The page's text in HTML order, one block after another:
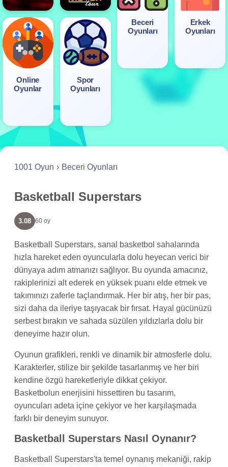
Beceri
Oyunları
Erkek
Oyunları
Online
Oyunlar
Spor
Oyunları
1001 Oyun Beceri Oyunları
Basketball Superstars
3.08 60 oy
Basketball Superstars, sanal basketbol sahalarında
hızla hareket eden oyuncularla dolu heyecan verici bir
dünyaya adım atmanızı sağlıyor. Bu oyunda amacınız,
rakiplerinizi alt ederek en yüksek puanı elde etmek ve
takımınızı zaferle taçlandırmak. Her bir atış, her bir pas,
sizi daha da ileriye taşıyacak bir fırsat. Hayal gücünüzü
serbest bırakın ve sahada süzülen yıldızlarla dolu bir
deneyime hazır olun.
Oyunun grafikleri, renkli ve dinamik bir atmosferle dolu.
Karakterler, stilize bir şekilde tasarlanmış ve her biri
kendine özgü hareketleriyle dikkat çekiyor.
Basketbolun enerjisini hissettiren bu tasarım,
oyuncuları adeta içine çekiyor ve her karşılaşmada
farklı bir deneyim sunuyor.
Basketball Superstars Nasıl Oynanır?
Basketball Superstars'ta temel oynanış mekaniği, rakip